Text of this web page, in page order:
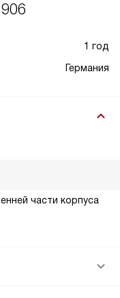
1 год
Германия
части корпуса